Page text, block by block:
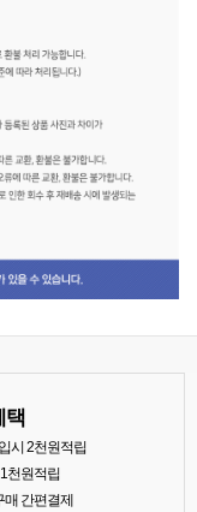
택
시 2천원적립
천원적립
간편결제